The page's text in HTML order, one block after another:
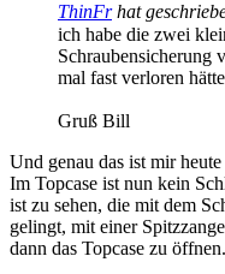
ThinFrhat
ich habe die zwei
Schraubensicherung
mal fast verloren
Gruß Bill
Und genau das ist mir
Im Topcase ist nun kein
ist zu sehen, die mit dem
gelingt, mit einer
dann das Topcase zu öffnen.